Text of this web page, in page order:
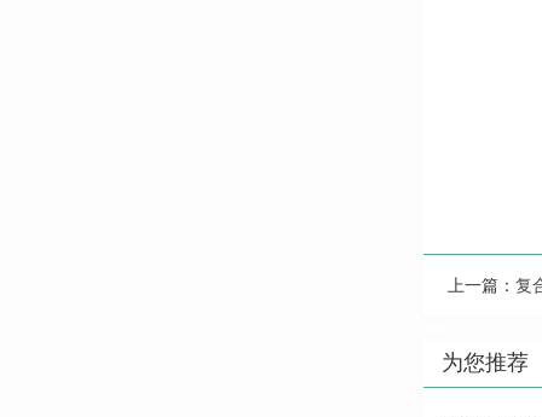
上一篇： 复
为您推荐